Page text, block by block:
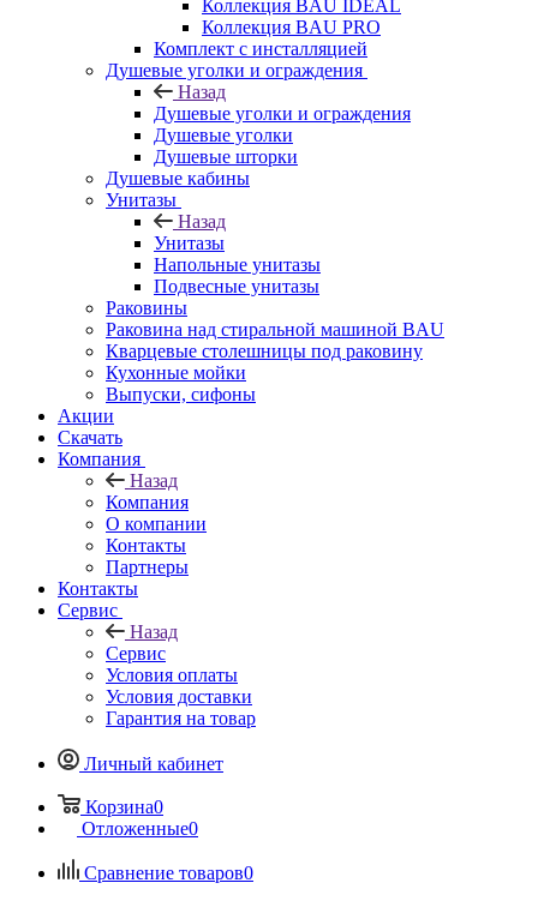
Коллекция BAU IDEAL
Коллекция BAU PRO
Комплект с инсталляцией
Душевые уголки и ограждения
Назад
Душевые уголки и ограждения
Душевые уголки
Душевые шторки
Душевые кабины
Унитазы
Назад
Унитазы
Напольные унитазы
Подвесные унитазы
Раковины
Раковина над стиральной машиной BAU
Кварцевые столешницы под раковину
Кухонные мойки
Выпуски, сифоны
Акции
Скачать
Компания
Назад
Компания
О компании
Контакты
Партнеры
Контакты
Сервис
Назад
Сервис
Условия оплаты
Условия доставки
Гарантия на товар
Личный кабинет
Корзина0
Отложенные0
Сравнение товаров0